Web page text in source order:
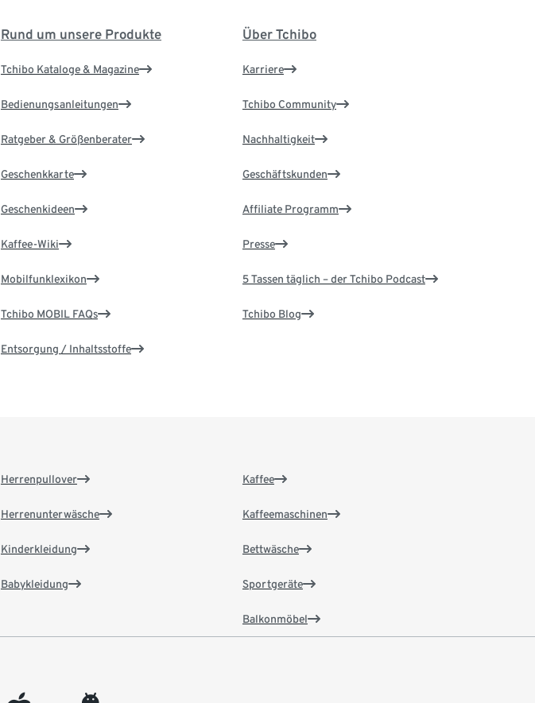
Rund um unsere Produkte
Tchibo Kataloge & Magazine
Bedienungsanleitungen
Ratgeber & Größenberater
Geschenkkarte
Geschenkideen
Kaffee-Wiki
Mobilfunklexikon
Tchibo MOBIL FAQs
Entsorgung / Inhaltsstoffe
Über Tchibo
Karriere
Tchibo Community
Nachhaltigkeit
Geschäftskunden
Affiliate Programm
Presse
5 Tassen täglich – der Tchibo Podcast
Tchibo Blog
Herrenpullover
Herrenunterwäsche
Kinderkleidung
Babykleidung
Kaffee
Kaffeemaschinen
Bettwäsche
Sportgeräte
Balkonmöbel